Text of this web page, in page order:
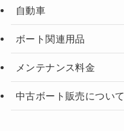
自動車
ボート関連用品
メンテナンス料金
中古ボート販売について